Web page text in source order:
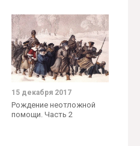
15 декабря 2017
Рождение неотложной
помощи. Часть 2